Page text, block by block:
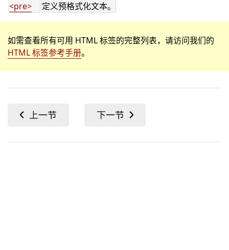
<pre>
定义预格式化文本。
如需查看所有可用 HTML 标签的完整列表，请访问我们的
HTML 标签参考手册。